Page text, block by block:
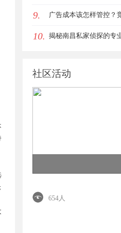
9. 广告成本该怎样管控？
商俐麸科技
10. 揭秘南昌私家侦探的专
社区活动
654人